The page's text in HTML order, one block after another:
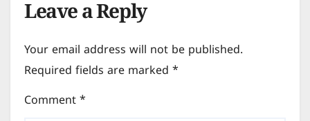
Leave a Reply
Your email address will not be published.
Required fields are marked *
Comment *